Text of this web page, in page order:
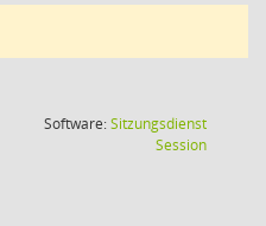
Software:Sitzungsdienst
Session(Wird in